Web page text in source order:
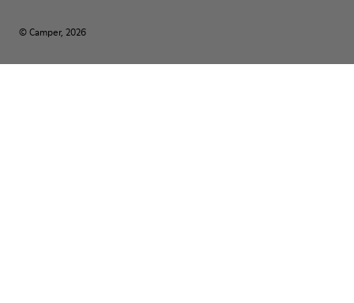
© Camper, 2026